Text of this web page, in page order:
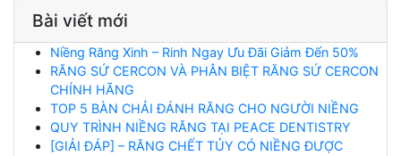
Bài viết mới
Niềng Răng Xinh – Rinh Ngay Ưu Đãi Giảm Đến 50%
RĂNG SỨ CERCON VÀ PHÂN BIỆT RĂNG SỨ CERCON
CHÍNH HÃNG
TOP 5 BÀN CHẢI ĐÁNH RĂNG CHO NGƯỜI NIỀNG
QUY TRÌNH NIỀNG RĂNG TẠI PEACE DENTISTRY
[GIẢI ĐÁP] – RĂNG CHẾT TỦY CÓ NIỀNG ĐƯỢC